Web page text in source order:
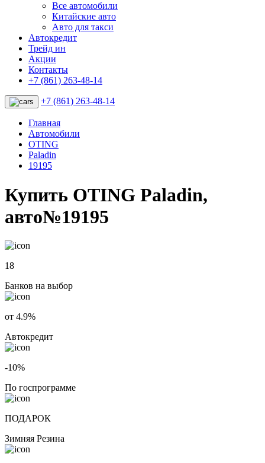
Все автомобили
Китайские авто
Авто для такси
Автокредит
Трейд ин
Акции
Контакты
+7 (861) 263-48-14
+7 (861) 263-48-14
Главная
Автомобили
OTING
Paladin
19195
Купить OTING Paladin,
авто№19195
18
Банков на выбор
от 4.9%
Автокредит
-10%
По госпрограмме
ПОДАРОК
Зимняя Резина